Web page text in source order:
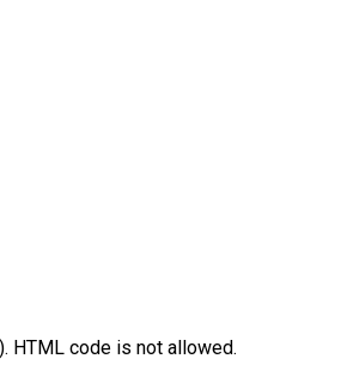
HTML code is not allowed.